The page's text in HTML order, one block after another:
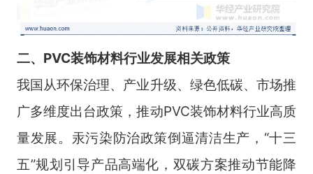
二、PVC装饰材料行业发展相关政策
我国从环保治理、产业升级、绿色低碳、市场推
广多维度出台政策，推动PVC装饰材料行业高质
量发展。汞污染防治政策倒逼清洁生产，“十三
五”规划引导产品高端化，双碳方案推动节能降